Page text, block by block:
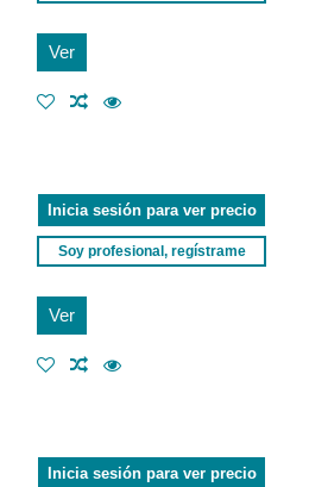
Ver
Inicia sesión para ver precio
Soy profesional, regístrame
Ver
Inicia sesión para ver precio